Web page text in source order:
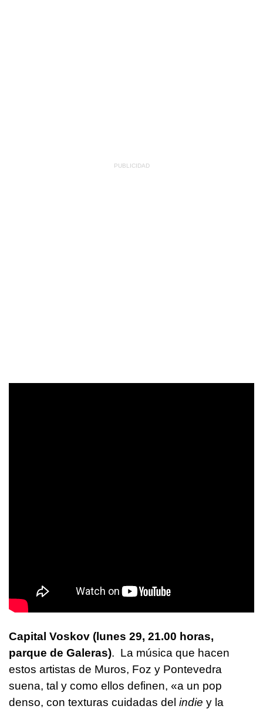
Capital Voskov (lunes 29, 21.00 horas,
parque de Galeras). La música que hacen
estos artistas de Muros, Foz y Pontevedra
suena, tal y como ellos definen, «a un pop
denso, con texturas cuidadas del indie y la